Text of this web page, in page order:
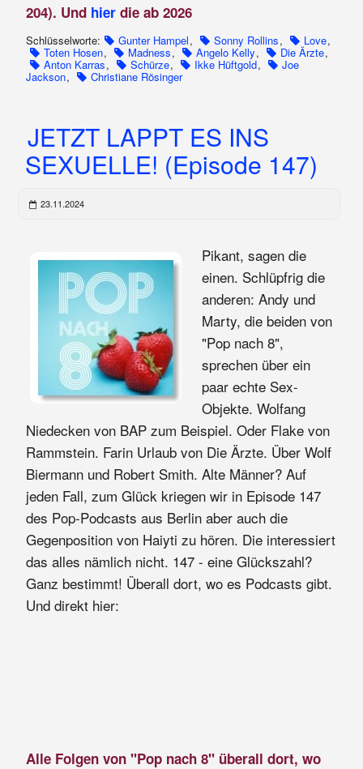
204). Und hier die ab 2026
Schlüsselworte: Gunter Hampel, Sonny Rollins, Love,
Toten Hosen, Madness, Angelo Kelly, Die Ärzte,
Anton Karras, Schürze, Ikke Hüftgold, Joe
Jackson, Christiane Rösinger
JETZT LAPPT ES INS
SEXUELLE! (Episode 147)
23.11.2024
Pikant, sagen die
einen. Schlüpfrig die
anderen: Andy und
Marty, die beiden von
"Pop nach 8",
sprechen über ein
paar echte Sex-
Objekte. Wolfang
Niedecken von BAP zum Beispiel. Oder Flake von
Rammstein. Farin Urlaub von Die Ärzte. Über Wolf
Biermann und Robert Smith. Alte Männer? Auf
jeden Fall, zum Glück kriegen wir in Episode 147
des Pop-Podcasts aus Berlin aber auch die
Gegenposition von Haiyti zu hören. Die interessiert
das alles nämlich nicht. 147 - eine Glückszahl?
Ganz bestimmt! Überall dort, wo es Podcasts gibt.
Und direkt hier:
Alle Folgen von "Pop nach 8" überall dort, wo